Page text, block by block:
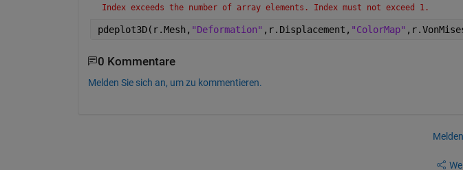
Index exceeds the number of array elements. Index must not exceed 1.
pdeplot3D(r.Mesh, "Deformation" ,r.Displacement, "ColorMap"
0 Kommentare
Melden Sie sich an, um zu kommentieren.